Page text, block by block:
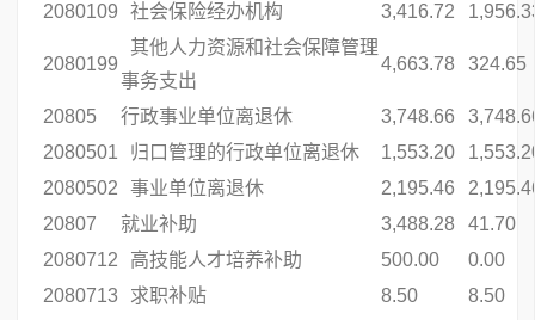
2080109
社会保险经办机构 3,416.72
2080199
其他人力资源和社会保障管理
事务支出
4,663.78 324.65
20805 行政事业单位离退休 3,748.66
2080501
归口管理的行政单位离退休 1,553.20
2080502
事业单位离退休 2,195.46
20807
就业补助 3,488.28
41.70
2080712
高技能人才培养补助 500.00
0.00
2080713
求职补贴 8.50
8.50